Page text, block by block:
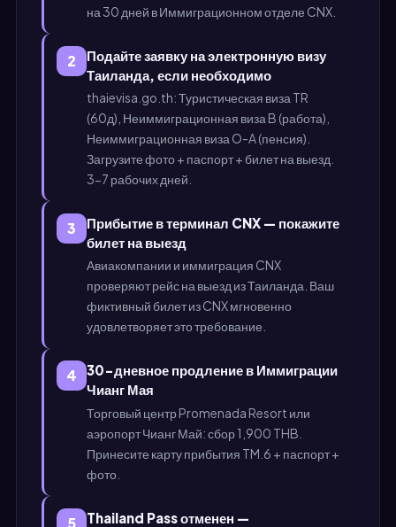
на 30 дней в Иммиграционном отделе CNX.
2
Подайте заявку на электронную визу
Таиланда, если необходимо
thaievisa.go.th: Туристическая виза TR
(60д), Неиммиграционная виза B (работа),
Неиммиграционная виза O-A (пенсия).
Загрузите фото + паспорт + билет на выезд.
3-7 рабочих дней.
3
Прибытие в терминал CNX — покажите
билет на выезд
Авиакомпании и иммиграция CNX
проверяют рейс на выезд из Таиланда. Ваш
фиктивный билет из CNX мгновенно
удовлетворяет это требование.
4
30-дневное продление в Иммиграции
Чианг Мая
Торговый центр Promenada Resort или
аэропорт Чианг Май: сбор 1,900 THB.
Принесите карту прибытия TM.6 + паспорт +
фото.
5 Thailand Pass отменен —